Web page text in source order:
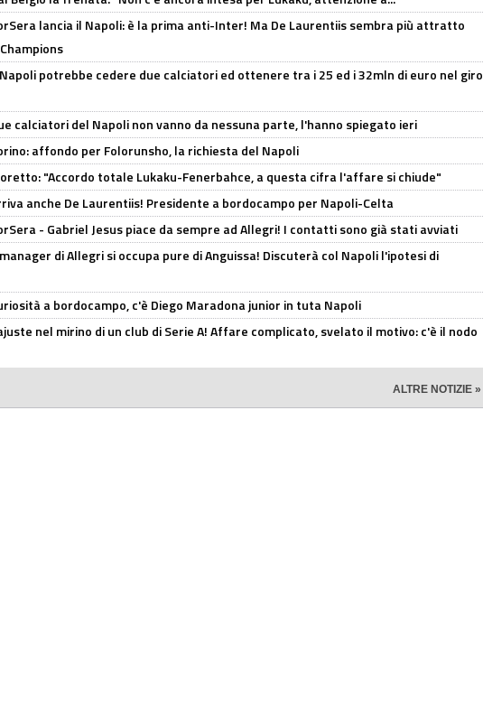
lancia il Napoli: è la prima anti-Inter! Ma De Laurentiis sembra più attratto
potrebbe cedere due calciatori ed ottenere tra i 25 ed i 32mln di euro nel giro
calciatori del Napoli non vanno da nessuna parte, l'hanno spiegato ieri
affondo per Folorunsho, la richiesta del Napoli
"Accordo totale Lukaku-Fenerbahce, a questa cifra l'affare si chiude"
anche De Laurentiis! Presidente a bordocampo per Napoli-Celta
- Gabriel Jesus piace da sempre ad Allegri! I contatti sono già stati avviati
di Allegri si occupa pure di Anguissa! Discuterà col Napoli l'ipotesi di
a bordocampo, c'è Diego Maradona junior in tuta Napoli
nel mirino di un club di Serie A! Affare complicato, svelato il motivo: c'è il nodo
ALTRE NOTIZIE »